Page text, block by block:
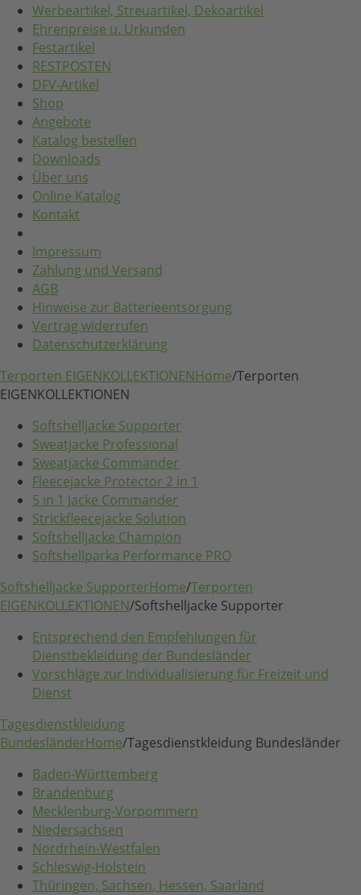
Werbeartikel, Streuartikel, Dekoartikel
Ehrenpreise u. Urkunden
Festartikel
RESTPOSTEN
DFV-Artikel
Shop
Angebote
Katalog bestellen
Downloads
Über uns
Online Katalog
Kontakt
Impressum
Zahlung und Versand
AGB
Hinweise zur Batterieentsorgung
Vertrag widerrufen
Datenschutzerklärung
Terporten EIGENKOLLEKTIONENHome/Terporten
EIGENKOLLEKTIONEN
Softshelljacke Supporter
Sweatjacke Professional
Sweatjacke Commander
Fleecejacke Protector 2 in 1
5 in 1 Jacke Commander
Strickfleecejacke Solution
Softshelljacke Champion
Softshellparka Performance PRO
Softshelljacke SupporterHome/Terporten
EIGENKOLLEKTIONEN/Softshelljacke Supporter
Entsprechend den Empfehlungen für
Dienstbekleidung der Bundesländer
Vorschläge zur Individualisierung für Freizeit und
Dienst
Tagesdienstkleidung
BundesländerHome/Tagesdienstkleidung Bundesländer
Baden-Württemberg
Brandenburg
Mecklenburg-Vorpommern
Niedersachsen
Nordrhein-Westfalen
Schleswig-Holstein
Thüringen, Sachsen, Hessen, Saarland